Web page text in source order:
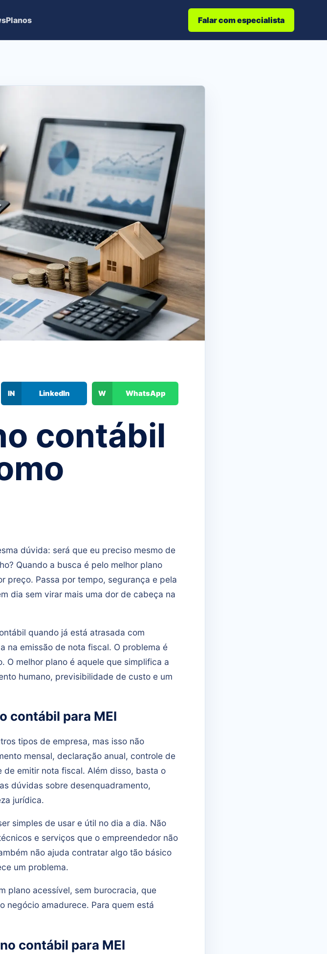
Planos Falar com especialista
IN LinkedIn W WhatsApp
contábil
dúvida: será que eu preciso mesmo de
Quando a busca é pelo melhor plano
preço. Passa por tempo, segurança e pela
dia sem virar mais uma dor de cabeça na
quando já está atrasada com
na emissão de nota fiscal. O problema é
O melhor plano é aquele que simplifica a
humano, previsibilidade de custo e um
contábil para MEI
tipos de empresa, mas isso não
mensal, declaração anual, controle de
emitir nota fiscal. Além disso, basta o
dúvidas sobre desenquadramento,
jurídica.
simples de usar e útil no dia a dia. Não
e serviços que o empreendedor não
não ajuda contratar algo tão básico
um problema.
plano acessível, sem burocracia, que
negócio amadurece. Para quem está
contábil para MEI